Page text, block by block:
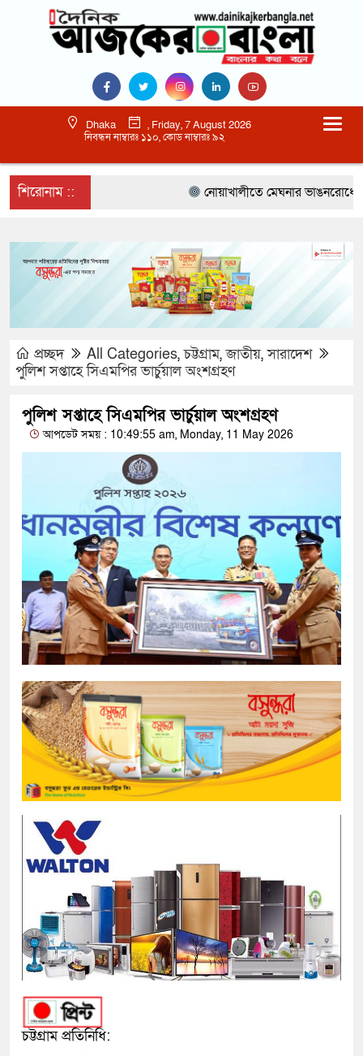
Dhaka
, Friday, 7 August 2026
নিবন্ধন নাম্বারঃ ১১০, কোড নাম্বারঃ ৯২
শিরোনাম :: নোয়াখালীতে মেঘনার ভাঙনরোধে
প্রচ্ছদ All Categories,চট্টগ্রাম,জাতীয়,সারাদেশ
পুলিশ সপ্তাহে সিএমপির ভার্চুয়াল অংশগ্রহণ
পুলিশ সপ্তাহে সিএমপির ভার্চুয়াল অংশগ্রহণ
আপডেট সময় : 10:49:55 am, Monday, 11 May 2026
চট্টগ্রাম প্রতিনিধি: